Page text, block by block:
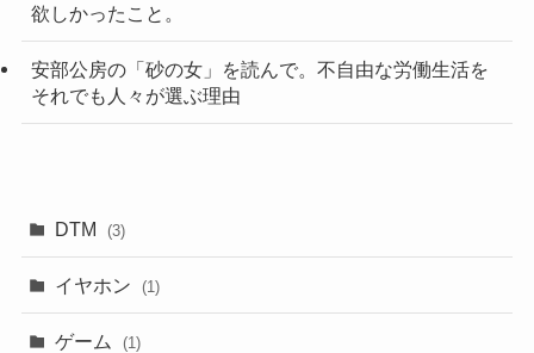
欲しかったこと。
安部公房の「砂の女」を読んで。不自由な労働生活を
それでも人々が選ぶ理由
DTM (3)
イヤホン (1)
ゲーム (1)